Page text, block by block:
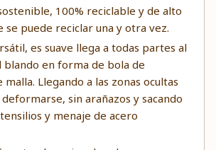
100% reciclable y de alto
se puede reciclar una y otra vez.
es suave llega a todas partes al
blando en forma de bola de
Llegando a las zonas ocultas
sin arañazos y sacando
y menaje de acero